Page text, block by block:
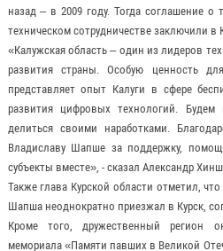
назад – в 2009 году. Тогда соглашение о
техническом сотрудничестве заключили в
«Калужская область – один из лидеров
развития страны. Особую ценность
представляет опыт Калуги в сфере
развития цифровых технологий. Будем
делиться своими наработками.
Владиславу Шапше за поддержку,
субъекты вместе», - сказал Александр
Также глава Курской области отметил,
Шапша неоднократно приезжал в Курск,
Кроме того, дружественный регион
мемориала «Памяти павших в Великой